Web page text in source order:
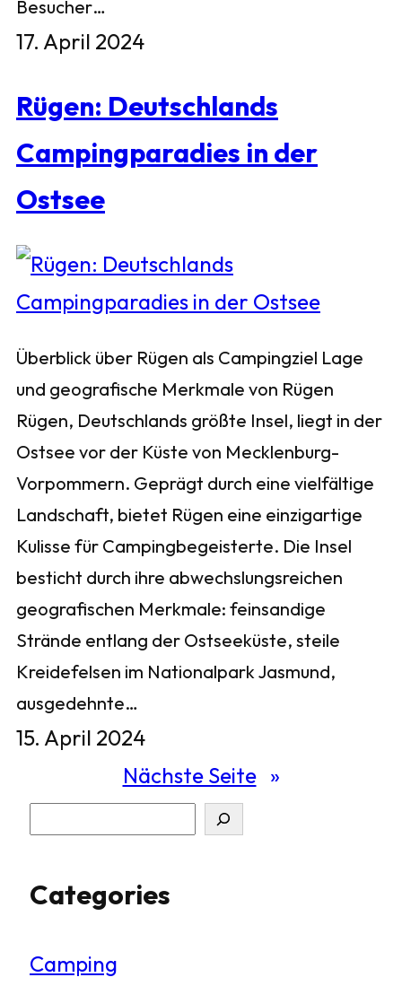
Besucher…
17. April 2024
Rügen: Deutschlands
Campingparadies in der
Ostsee
Überblick über Rügen als Campingziel Lage
und geografische Merkmale von Rügen
Rügen, Deutschlands größte Insel, liegt in der
Ostsee vor der Küste von Mecklenburg-
Vorpommern. Geprägt durch eine vielfältige
Landschaft, bietet Rügen eine einzigartige
Kulisse für Campingbegeisterte. Die Insel
besticht durch ihre abwechslungsreichen
geografischen Merkmale: feinsandige
Strände entlang der Ostseeküste, steile
Kreidefelsen im Nationalpark Jasmund,
ausgedehnte…
15. April 2024
Nächste Seite »
c
e
Categories
Camping